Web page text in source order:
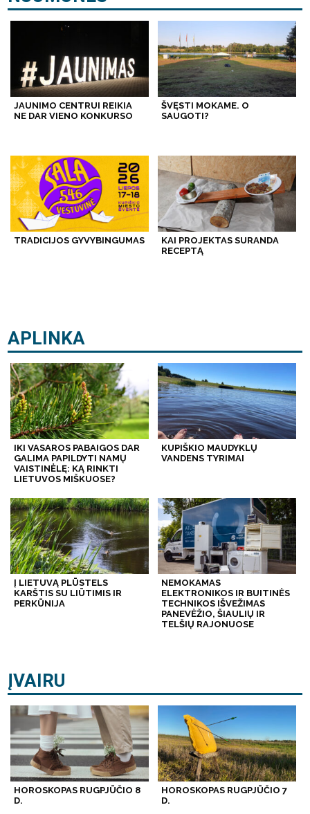
JAUNIMO CENTRUI REIKIA
NE DAR VIENO KONKURSO
ŠVĘSTI MOKAME. O
SAUGOTI?
TRADICIJOS GYVYBINGUMAS
KAI PROJEKTAS SURANDA
RECEPTĄ
APLINKA
IKI VASAROS PABAIGOS DAR
GALIMA PAPILDYTI NAMŲ
VAISTINĖLĘ: KĄ RINKTI
LIETUVOS MIŠKUOSE?
KUPIŠKIO MAUDYKLŲ
VANDENS TYRIMAI
Į LIETUVĄ PLŪSTELS
KARŠTIS SU LIŪTIMIS IR
PERKŪNIJA
NEMOKAMAS
ELEKTRONIKOS IR BUITINĖS
TECHNIKOS IŠVEŽIMAS
PANEVĖŽIO, ŠIAULIŲ IR
TELŠIŲ RAJONUOSE
ĮVAIRU
HOROSKOPAS RUGPJŪČIO 8
D.
HOROSKOPAS RUGPJŪČIO 7
D.